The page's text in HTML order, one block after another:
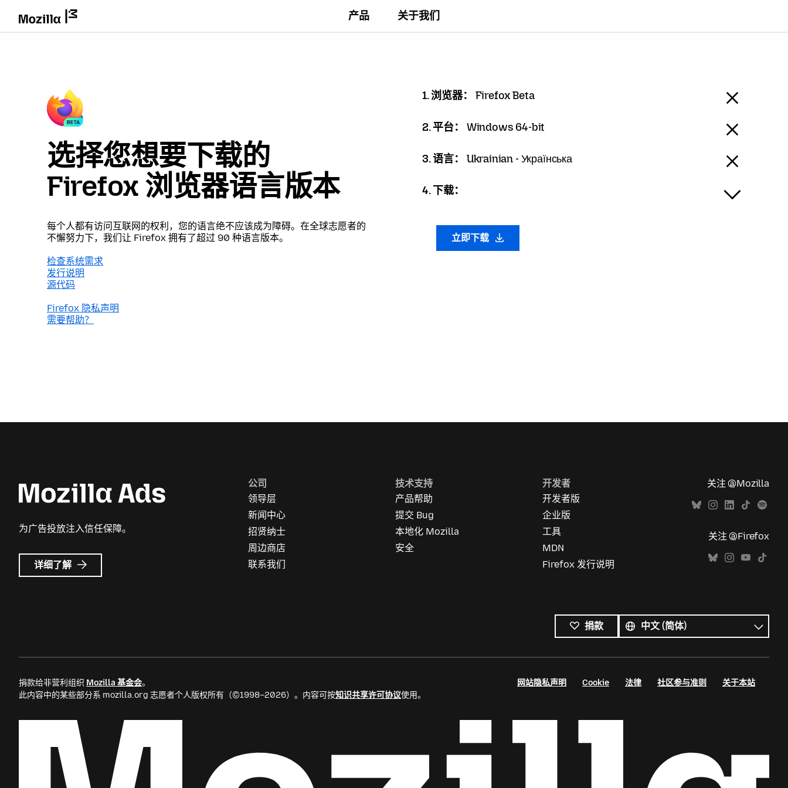
产品 关于我们
选择您想要下载的
Firefox 浏览器语言版本
每个人都有访问互联网的权利，您的语言绝不应该成为障碍。在全球志愿者的
不懈努力下，我们让 Firefox 拥有了超过 90 种语言版本。
检查系统需求
发行说明
源代码
Firefox 隐私声明
需要帮助？
1. 浏览器： Firefox Beta
2. 平台： Windows 64-bit
3. 语言： Ukrainian - Українська
4. 下载：
立即下载
为广告投放注入信任保障。
详细了解 Mozilla
广
公司
领导层
新闻中心
招贤纳士
周边商店
联系我们
技术支持
产品帮助
提交 Bug
本地化 Mozilla
安全
开发者
开发者版
企业版
工具
MDN
Firefox 发行说明
关注 @Mozilla
关注 @Firefox
捐款
有
语
言
语
言
捐款给非营利组织 Mozilla 基金会。
此内容中的某些部分系 mozilla.org 志愿者个人版权所有（©1998–2026）。内容可按知识共享许可协议使用。
网站隐私声明 Cookie 法律 社区参与准则 关于本站